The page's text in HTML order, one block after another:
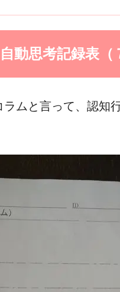
動思考記録表（
ムと言って、認知